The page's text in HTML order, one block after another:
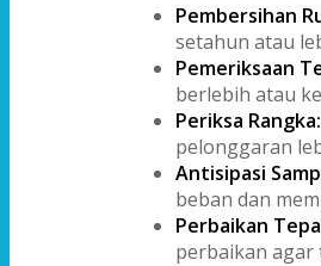
Pembersihan
setahun atau
Pemeriksaan
berlebih atau
Periksa Rangka:
pelonggaran
Antisipasi
beban dan
Perbaikan
perbaikan agar